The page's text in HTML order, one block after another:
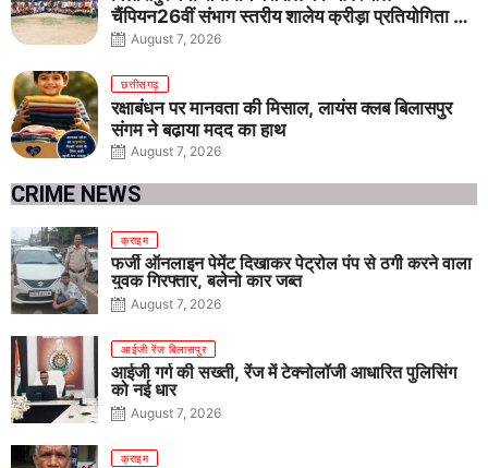
चैंपियन26वीं संभाग स्तरीय शालेय क्रीड़ा प्रतियोगिता में
तीनों आयु वर्गों में शानदार प्रदर्शन
August 7, 2026
छत्तीसगढ़
रक्षाबंधन पर मानवता की मिसाल, लायंस क्लब बिलासपुर
संगम ने बढ़ाया मदद का हाथ
August 7, 2026
CRIME NEWS
क्राइम
फर्जी ऑनलाइन पेमेंट दिखाकर पेट्रोल पंप से ठगी करने वाला
युवक गिरफ्तार, बलेनो कार जब्त
August 7, 2026
आईजी रेंज बिलासपुर
आईजी गर्ग की सख्ती, रेंज में टेक्नोलॉजी आधारित पुलिसिंग
को नई धार
August 7, 2026
क्राइम